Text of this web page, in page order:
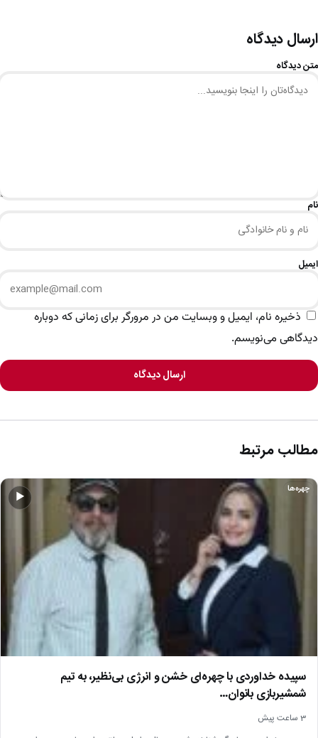
ارسال دیدگاه
متن دیدگاه
نام
ایمیل
ذخیره نام، ایمیل و وبسایت من در مرورگر برای زمانی که دوباره
دیدگاهی می‌نویسم.
ارسال دیدگاه
مطالب مرتبط
▶
چهره‌ها
سپیده خداوردی با چهره‌ای خشن و انرژی بی‌نظیر، به تیم
شمشیربازی بانوان…
3 ساعت پیش